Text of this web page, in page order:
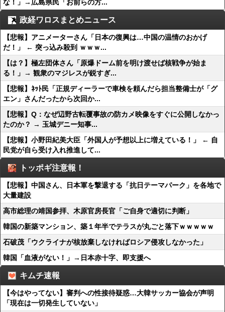
な！」→広島県民「お前らの方...
政経ワロスまとめニュース
【悲報】アニメーターさん「日本の復興は…中国の温情のおかげ
だ！」 ← 突っ込み殺到 ｗｗｗ...
【は？】極左団体さん「原爆ドーム前を明け渡せば核戦争が始ま
る！」→ 観衆のマジレスが鋭すぎ...
【悲報】ﾈｯﾄ民「正規ディーラーで車検を頼んだら担当整備士が「グ
エン」さんだったから次回か...
【悲報】Q：なぜ辺野古転覆事故の防カメ映像をすぐに公開しなかっ
たのか？ → 玉城デニー知事...
【悲報】小野田紀美大臣「外国人が予想以上に増えている！」 ← 自
民党が自ら受け入れ推進して...
トッポギ注意報！
【悲報】中国さん、日本軍を撃退する「抗日テーマパーク」を各地で
大量建設
高市総理の靖国参拝、木原官房長官「ご自身で適切に判断」
韓国の新築マンション、築１年半でテラスが丸ごと落下ｗｗｗｗｗ
石破茂「ウクライナが核放棄しなければロシア侵攻しなかった」
韓国「血液がない！」→日本赤十字、即支援へ
キムチ速報
【今はやってない】審判への性接待疑惑…大韓サッカー協会が声明
「現在は一切発生していない」